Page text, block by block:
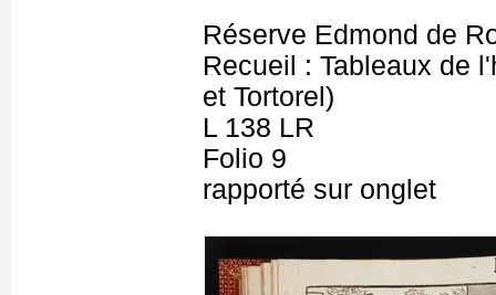
Réserve Edmond de
Recueil : Tableaux de
et Tortorel)
L 138 LR
Folio 9
rapporté sur onglet